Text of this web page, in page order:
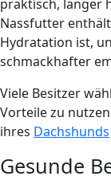
praktisch, länger
Nassfutter
Hydratation ist,
schmackhafter
Viele Besitzer
Vorteile zu
ihres Dachshunds
Gesunde